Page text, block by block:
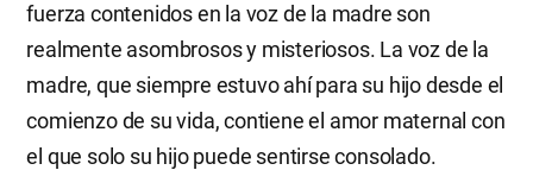
fuerza contenidos en la voz de la madre son
realmente asombrosos y misteriosos. La voz de la
madre, que siempre estuvo ahí para su hijo desde el
comienzo de su vida, contiene el amor maternal con
el que solo su hijo puede sentirse consolado.